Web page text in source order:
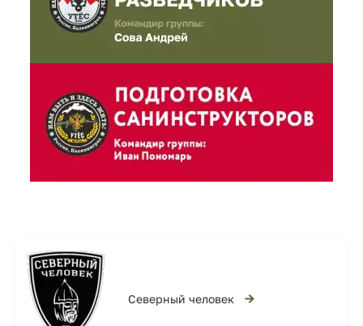
Северный человек →